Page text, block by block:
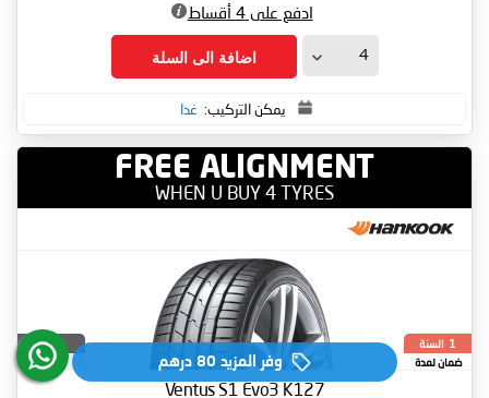
ادفع على 4 أقساط
اضافة الى السلة
يمكن التركيب: غدا
FREE ALIGNMENT
WHEN U BUY 4 TYRES
1 السنة
ضمان لمدة
2024
كوريا
الجنوبية
Ventus S1 Evo3 K127
وفر المزيد 80 درهم‏